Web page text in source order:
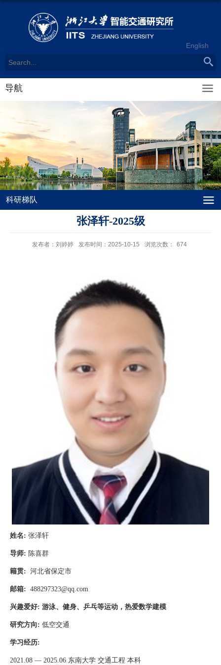
English
导航
科研梯队
张泽轩-2025级
发布者：刘婷婷 发布时间：2025-10-15 浏览次数： 674
姓名: 张泽轩
导师: 陈喜群
籍贯: 河北省保定市
邮箱: 488297323@qq.com
兴趣爱好: 游泳、健身、乒乓等运动，热爱数学建模
研究方向: 低空交通
学习经历:
2021.08 — 2025.06 东南大学 交通工程 本科